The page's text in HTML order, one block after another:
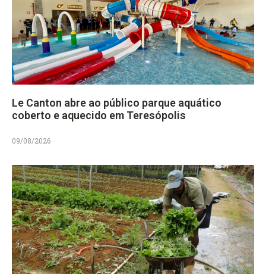
Le Canton abre ao público parque aquático
coberto e aquecido em Teresópolis
09/08/2026